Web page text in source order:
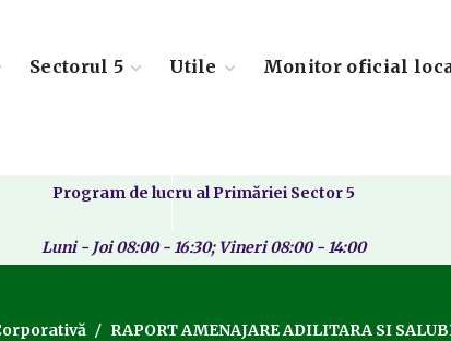
Sectorul 5 Utile Monitor oficial
Program de lucru al Primăriei Sector 5
Luni - Joi 08:00 - 16:30; Vineri 08:00 - 14:00
RAPORT AMENAJARE ADILITARA SI